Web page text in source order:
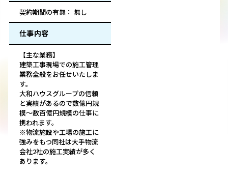
契約期間の有無： 無し
仕事内容
【主な業務】
建築工事現場での施工管理
業務全般をお任せいたしま
す。
大和ハウスグループの信頼
と実績があるので数億円規
模～数百億円規模の仕事に
携われます。
※物流施設や工場の施工に
強みをもつ同社は大手物流
会社2社の施工実績が多く
あります。